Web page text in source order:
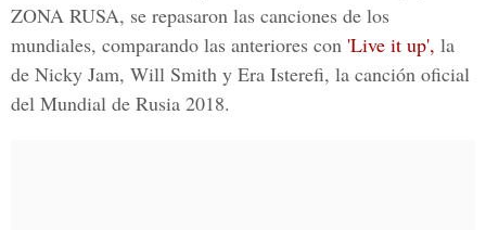
ZONA RUSA, se repasaron las canciones de los
mundiales, comparando las anteriores con 'Live it up', la
de Nicky Jam, Will Smith y Era Isterefi, la canción oficial
del Mundial de Rusia 2018.